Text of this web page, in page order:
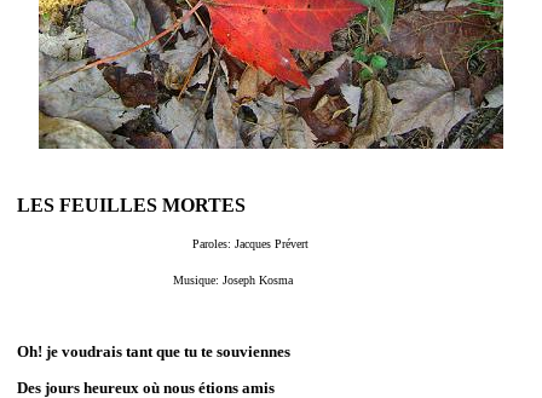
LES FEUILLES MORTES
Paroles: Jacques Prévert
Musique: Joseph Kosma
Oh! je voudrais tant que tu te souviennes
Des jours heureux où nous étions amis